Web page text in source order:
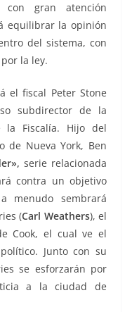
gran atención
equilibrar la opinión
del sistema, con
la ley.
el fiscal Peter Stone
subdirector de la
la Fiscalía. Hijo del
de Nueva York, Ben
serie relacionada
contra un objetivo
menudo sembrará
(Carl Weathers), el
Cook, el cual ve el
Junto con su
se esforzarán por
a la ciudad de